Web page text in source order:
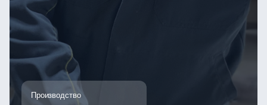
Производство